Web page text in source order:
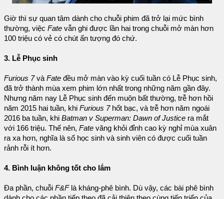
Giờ thì sự quan tâm dành cho chuỗi phim đã trở lại mức bình
thường, việc Fate vẫn ghi được lần hai trong chuỗi mở màn hơn
100 triệu có vẻ có chút ấn tượng đó chứ.
3. Lễ Phục sinh
Furious 7và Fate đều mở màn vào kỳ cuối tuần có Lễ Phục sinh,
đã trở thành mùa xem phim lớn nhất trong những năm gần đây.
Nhưng năm nay Lễ Phục sinh đến muộn bất thường, trễ hơn hồi
năm 2015 hai tuần, khi Furious 7 hốt bạc, và trễ hơn năm ngoái
2016 ba tuần, khi Batman v Superman: Dawn of Justice ra mắt
với 166 triệu. Thế nên, Fate văng khỏi đỉnh cao kỳ nghỉ mùa xuân
ra xa hơn, nghĩa là số học sinh và sinh viên có được cuối tuần
rảnh rỗi ít hơn.
4. Bình luận không tốt cho lắm
Đa phần, chuỗi F&Flà kháng-phê bình. Dù vậy, các bài phê bình